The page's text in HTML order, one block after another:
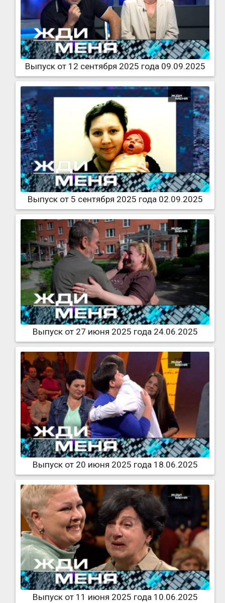
Выпуск от 12 сентября 2025 года 09.09.2025
Выпуск от 5 сентября 2025 года 02.09.2025
Выпуск от 27 июня 2025 года 24.06.2025
Выпуск от 20 июня 2025 года 18.06.2025
Выпуск от 11 июня 2025 года 10.06.2025